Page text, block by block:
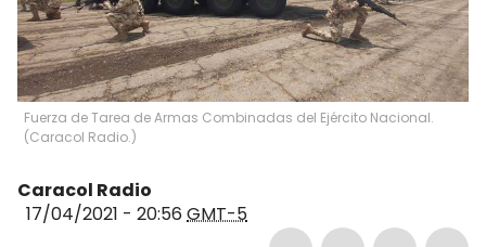
Fuerza de Tarea de Armas Combinadas del Ejército Nacional.
(Caracol Radio.)
Caracol Radio
17/04/2021 - 20:56 GMT-5